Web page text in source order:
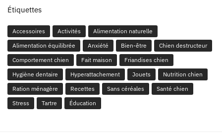
Étiquettes
Accessoires Activités
Alimentation naturelle
Alimentation équilibrée
Anxiété Bien-être
Chien destructeur
Comportement chien
Fait maison
Friandises chien
Hygiène dentaire
Hyperattachement Jouets
Nutrition chien
Ration ménagère
Recettes Sans céréales
Santé chien
Stress
Tartre Éducation